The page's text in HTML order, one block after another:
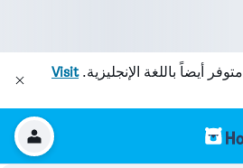
متوفر أيضاً باللغة الإنجليزية.Visit